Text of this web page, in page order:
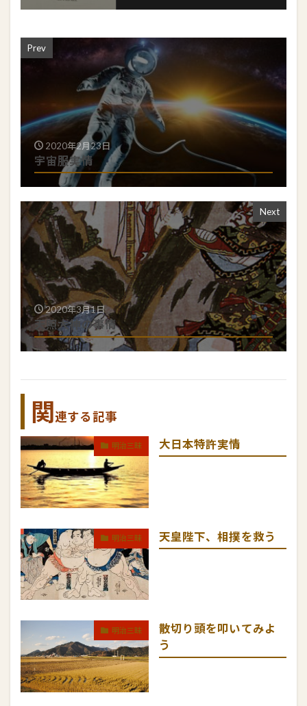
Prev
2020年2月23日
宇宙服実情
Next
2020年3月1日
天照大神の事情
関連する記事
明治三昧 大日本特許実情
明治三昧 天皇陛下、相撲を救う
明治三昧
散切り頭を叩いてみよ
う